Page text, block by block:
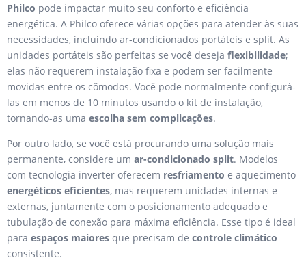
Philco pode impactar muito seu conforto e eficiência
energética. A Philco oferece várias opções para atender às suas
necessidades, incluindo ar-condicionados portáteis e split. As
unidades portáteis são perfeitas se você deseja flexibilidade;
elas não requerem instalação fixa e podem ser facilmente
movidas entre os cômodos. Você pode normalmente configurá-
las em menos de 10 minutos usando o kit de instalação,
tornando-as uma escolha sem complicações.
Por outro lado, se você está procurando uma solução mais
permanente, considere um ar-condicionado split. Modelos
com tecnologia inverter oferecem resfriamento e aquecimento
energéticos eficientes, mas requerem unidades internas e
externas, juntamente com o posicionamento adequado e
tubulação de conexão para máxima eficiência. Esse tipo é ideal
para espaços maiores que precisam de controle climático
consistente.